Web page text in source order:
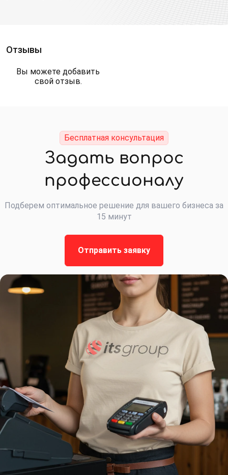
Отзывы
Вы можете добавить
свой отзыв.
Бесплатная консультация
Задать вопрос
профессионалу
Подберем оптимальное решение для вашего бизнеса за
15 минут
Отправить заявку